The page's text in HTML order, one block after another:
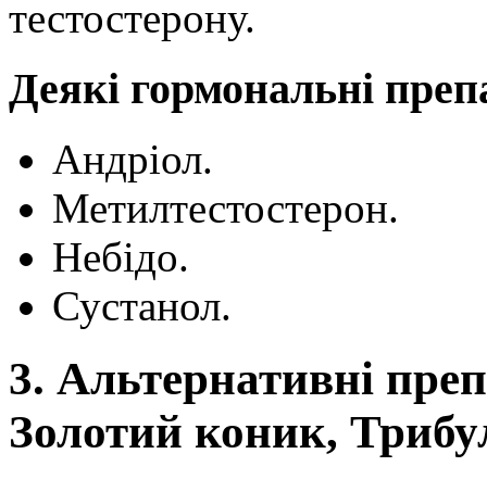
тестостерону.
Деякі гормональні
Андріол.
Метилтестостерон.
Небідо.
Сустанол.
3. Альтернативні
Золотий коник,